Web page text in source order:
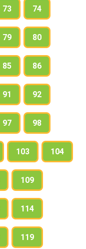
73 74
79 80
85 86
91 92
97 98
103 104
109
114
119